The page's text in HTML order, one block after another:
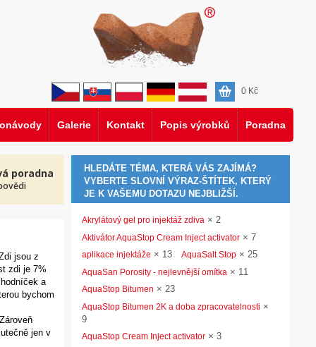
Galerie Kontakt Popis výrobků Poradna
0 Kč
poradna
jsou z
zdi je 7%
a
bychom
jen v
HLEDÁTE TÉMA, KTERÁ VÁS ZAJÍMÁ?
VYBERTE SLOVNÍ VÝRAZ-ŠTÍTEK, KTERÝ
JE K VAŠEMU DOTAZU NEJBLIŽŠÍ.
Akrylátový gel pro injektáž zdiva × 2
Aktivátor AquaStop Cream Inject activator × 7
aplikace injektáže × 13 AquaSalt Stop × 25
AquaSan Porosity - nejlevnější omítka × 11
AquaStop Bitumen × 23
AquaStop Bitumen 2K a doba zpracovatelnosti ×
9
AquaStop Cream Inject activator × 3